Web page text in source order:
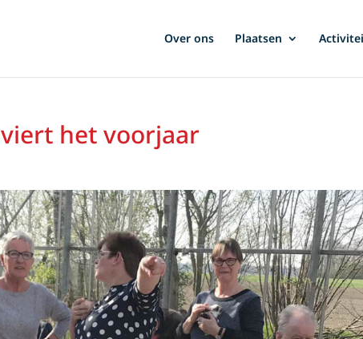
Over ons Plaatsen
het voorjaar